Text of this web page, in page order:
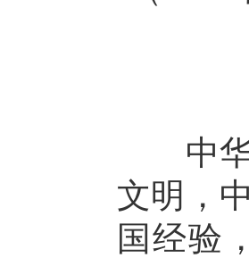
中华
文明，
国经验